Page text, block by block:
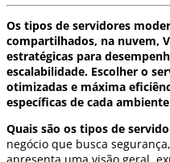
Os tipos de servidores
compartilhados, na nuvem,
estratégicas para
escalabilidade. Escolher o
otimizadas e máxima
específicas de cada
Quais são os tipos de
negócio que busca